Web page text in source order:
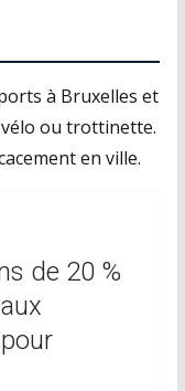
à Bruxelles et
ou trottinette.
en ville.
de 20 %